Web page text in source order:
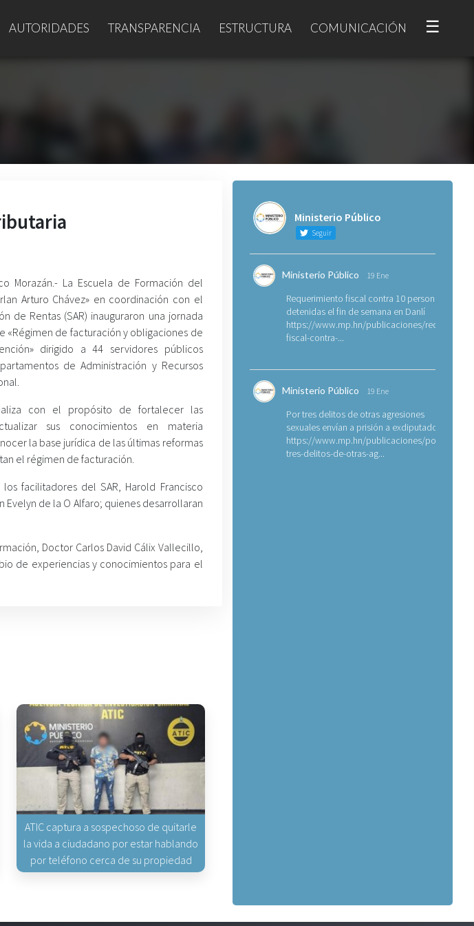
AUTORIDADES TRANSPARENCIA ESTRUCTURA COMUNICACIÓN ☰
Morazán.- La Escuela de Formación del
Arturo Chávez» en coordinación con el
de Rentas (SAR) inauguraron una jornada
«Régimen de facturación y obligaciones de
dirigido a 44 servidores públicos
de Administración y Recursos
con el propósito de fortalecer las
sus conocimientos en materia
la base jurídica de las últimas reformas
el régimen de facturación.
facilitadores del SAR, Harold Francisco
Evelyn de la O Alfaro; quienes desarrollaran
Doctor Carlos David Cálix Vallecillo,
de experiencias y conocimientos para el
ATIC captura a sospechoso de quitarle
la vida a ciudadano por estar hablando
por teléfono cerca de su propiedad
Ministerio Público
Seguir
Ministerio Público 19 Ene
Requerimiento fiscal contra 10 personas
detenidas el fin de semana en Danlí
https://www.mp.hn/publicaciones/
fiscal-contra-...
Ministerio Público 19 Ene
Por tres delitos de otras agresiones
sexuales envían a prisión a exdiputado
https://www.mp.hn/publicaciones/por-
tres-delitos-de-otras-ag...